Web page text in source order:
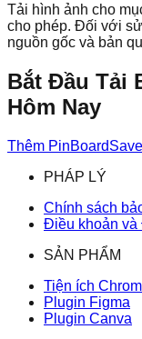
Tải hình ảnh cho
cho phép. Đối với
nguồn gốc và bản
Bắt Đầu Tải
Hôm Nay
Thêm
PHÁP LÝ
Chính sách
Điều khoản và
SẢN PHẨM
Tiện ích
Plugin Figma
Plugin Canva